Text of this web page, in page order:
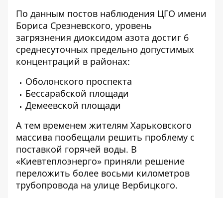
По данным постов наблюдения ЦГО имени
Бориса Срезневского, уровень
загрязнения диоксидом азота достиг 6
среднесуточных предельно допустимых
концентраций в районах:
Оболонского проспекта
Бессарабской площади
Демеевской площади
А тем временем жителям Харьковского
массива пообещали решить проблему с
поставкой горячей воды. В
«Киевтеплоэнерго» приняли решение
переложить более восьми километров
трубопровода на улице Вербицкого.